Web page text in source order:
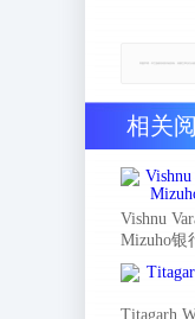
相关
Vishnu
Mizuho银
Titagarh